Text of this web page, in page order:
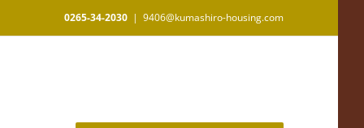
0265-34-2030 | 9406@kumashiro-housing.com